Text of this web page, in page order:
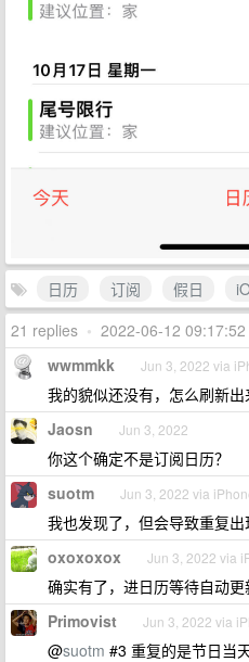
日历 订阅 假日
21 replies • 2022-06-12
wwmmkk Jun 3, 2022 via
我的貌似还没有，怎么刷新出
Jaosn Jun 3, 2022
你这个确定不是订阅日历？
suotm Jun 3, 2022 via
我也发现了，但会导致重复
oxoxoxox Jun 3, 2022 via
确实有了，进日历等待自动
Primovist Jun 3, 2022 via
@suotm #3 重复的是节日当